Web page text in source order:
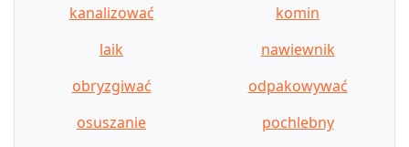
kanalizować
komin
laik
nawiewnik
obryzgiwać
odpakowywać
osuszanie
pochlebny